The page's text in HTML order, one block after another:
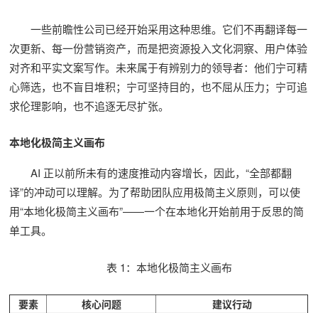
一些前瞻性公司已经开始采用这种思维。它们不再翻译每一
次更新、每一份营销资产，而是把资源投入文化洞察、用户体验
对齐和平实文案写作。未来属于有辨别力的领导者：他们宁可精
心筛选，也不盲目堆积；宁可坚持目的，也不屈从压力；宁可追
求伦理影响，也不追逐无尽扩张。
本地化极简主义画布
AI 正以前所未有的速度推动内容增长，因此，“全部都翻
译”的冲动可以理解。为了帮助团队应用极简主义原则，可以使
用“本地化极简主义画布”——一个在本地化开始前用于反思的简
单工具。
表 1：本地化极简主义画布
要素 核心问题
建议行动